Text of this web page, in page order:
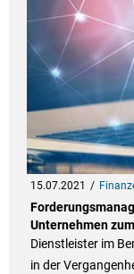
15.07.2021
Unternehmen
Dienstleister im
in der